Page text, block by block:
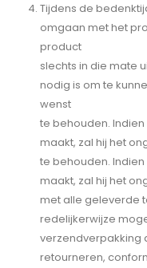
Tijdens de
omgaan met het
product
slechts in die mate
nodig is om te
wenst
te behouden.
maakt, zal hij het
te behouden.
maakt, zal hij het
met alle geleverde
redelijkerwijze
verzendverpakking
retourneren,